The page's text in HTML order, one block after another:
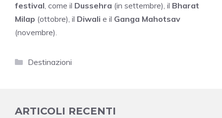
festival, come il Dussehra (in settembre), il Bharat
Milap (ottobre), il Diwali e il Ganga Mahotsav
(novembre).
Categorie
Destinazioni
ARTICOLI RECENTI